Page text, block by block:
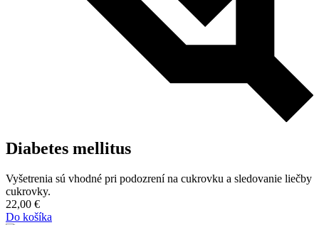
Diabetes mellitus
Vyšetrenia sú vhodné pri podozrení na cukrovku a sledovanie liečby
cukrovky.
22,00 €
Do košíka